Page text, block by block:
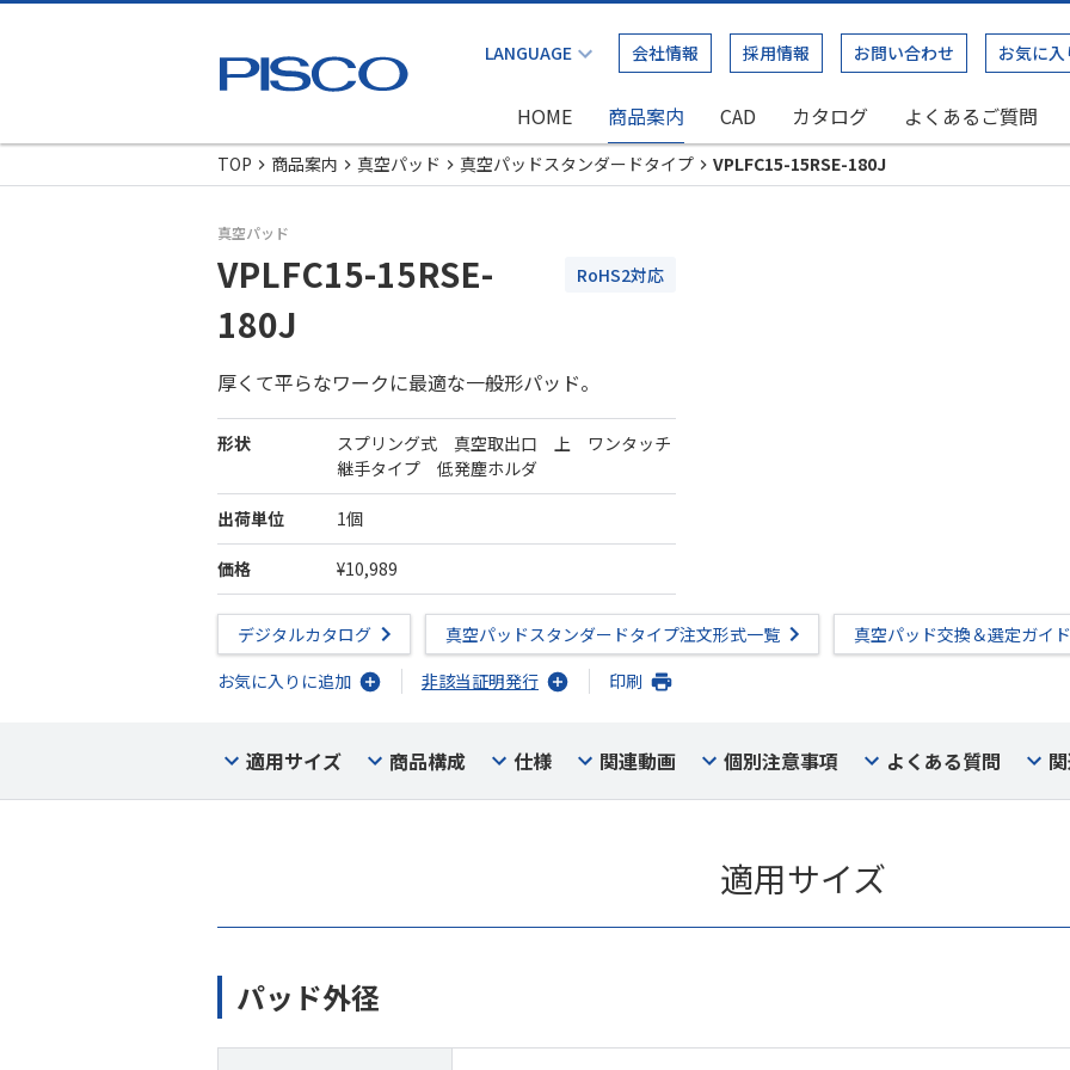
会社情報 採用情報 お問い合わせ お気に入
HOME 商品案内 CAD カタログ よくあるご質問
TOP
商品案内 真空パッド 真空パッドスタンダードタイプ VPLFC15-15RSE-180J
真空パッド
VPLFC15-15RSE-
180J
RoHS2対応
厚くて平らなワークに最適な一般形パッド。
形状
スプリング式 真空取出口 上 ワンタッチ
継手タイプ 低発塵ホルダ
出荷単位 1個
価格 ¥10,989
デジタルカタログ 真空パッドスタンダードタイプ注文形式一覧
真空パッド交換＆選定ガイド
お気に入りに追加
非該当証明発行 印刷
適用サイズ 商品構成 仕様 関連動画 個別注意事項 よくある質問
適用サイズ
パッド外径